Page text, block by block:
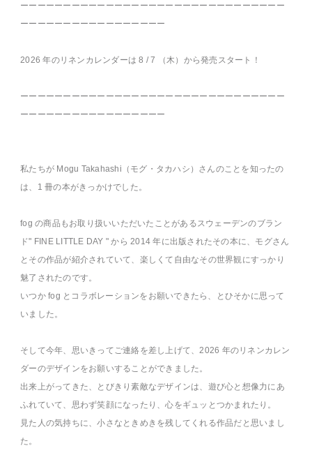
ーーーーーーーーーーーーーーーーーーーーーーーーーーーーーーー
ーーーーーーーーーーーーーーーーー
2026 年のリネンカレンダーは 8 / 7 （木）から発売スタート！
ーーーーーーーーーーーーーーーーーーーーーーーーーーーーーーー
ーーーーーーーーーーーーーーーーー
私たちが Mogu Takahashi（モグ・タカハシ）さんのことを知ったの
は、1 冊の本がきっかけでした。
fog の商品もお取り扱いいただいたことがあるスウェーデンのブラン
ド" FINE LITTLE DAY " から 2014 年に出版されたその本に、モグさん
とその作品が紹介されていて、楽しくて自由なその世界観にすっかり
魅了されたのです。
いつか fog とコラボレーションをお願いできたら、とひそかに思って
いました。
そして今年、思いきってご連絡を差し上げて、2026 年のリネンカレン
ダーのデザインをお願いすることができました。
出来上がってきた、とびきり素敵なデザインは、遊び心と想像力にあ
ふれていて、思わず笑顔になったり、心をギュッとつかまれたり。
見た人の気持ちに、小さなときめきを残してくれる作品だと思いまし
た。